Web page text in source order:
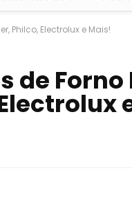
Philco, Electrolux e Mais!
de